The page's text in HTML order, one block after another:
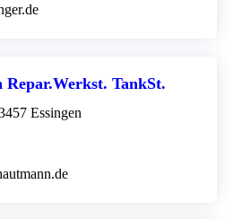
TankSt.
Essingen